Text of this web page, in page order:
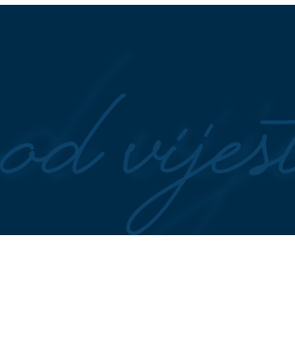
laki
ŽIVA U TERMOMETRU RASTE
Afrički talas zahvatio
Srpsku, evo gdje može pasti